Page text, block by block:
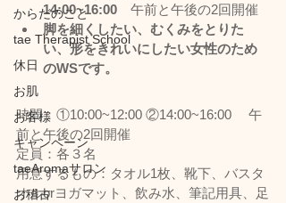
からだのこと
tae Therapist School
休日
お肌
お客様
キャンペーン
taeAromaサロン
お稽古
14:00~16:00 午前と午後の2回開催
脚を細くしたい、むくみをとりた
い、形をきれいにしたい女性のため
のWSです。
時間：①10:00~12:00 ②14:00~16:00 　午
前と午後の2回開催
定員：各３名
用意するもの：タオル1枚、靴下、バスタ
オルorヨガマット、飲み水、筆記用具、足